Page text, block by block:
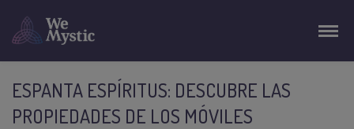
ESPANTA ESPÍRITUS: DESCUBRE LAS
PROPIEDADES DE LOS MÓVILES